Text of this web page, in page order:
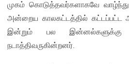
முகம் கொடுத்தவர்களாகவே வாழ்ந்து
அன்றைய காலகட்டத்தில் கட்டப்பட்ட
இன்றும் பல இன்னல்களுக்கு
நடாத்திவருகின்றனர்.